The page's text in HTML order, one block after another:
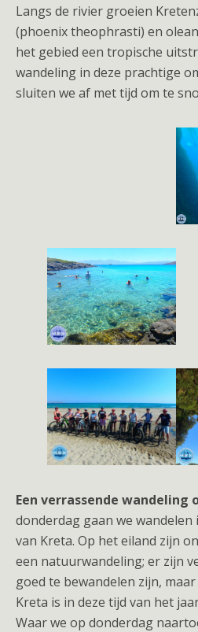
Langs de rivier groeien
(phoenix theophrasti) en
het gebied een tropische
wandeling in deze prachtige
sluiten we af met tijd om te
Een verrassende wandeling
donderdag gaan we
van Kreta. Op het eiland zijn
een natuurwandeling; er zijn
goed te bewandelen zijn,
Kreta is in deze tijd van het
Waar we op donderdag